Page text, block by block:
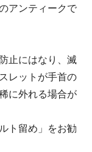
アンティークで
止にはなり、滅
レットが手首の
に外れる場合が
ト留め」をお勧